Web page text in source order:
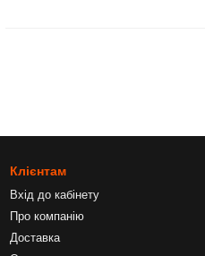
Клієнтам
Вхід до кабінету
Про компанію
Доставка